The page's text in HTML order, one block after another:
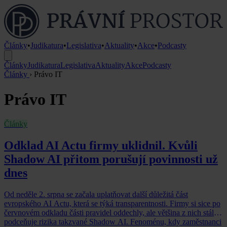
Články•Judikatura•Legislativa•Aktuality•Akce•Podcasty
ČlánkyJudikaturaLegislativaAktualityAkcePodcasty
Články › Právo IT
Právo IT
Články
Odklad AI Actu firmy uklidnil. Kvůli
Shadow AI přitom porušují povinnosti už
dnes
Od neděle 2. srpna se začala uplatňovat další důležitá část
evropského AI Actu, která se týká transparentnosti. Firmy si sice po
červnovém odkladu části pravidel oddechly, ale většina z nich stále
podceňuje rizika takzvané Shadow AI. Fenoménu, kdy zaměstnanci